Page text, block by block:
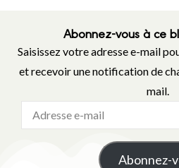
Abonnez-vous à ce
Saisissez votre adresse e-mail
et recevoir une notification de
mail.
Abonnez-